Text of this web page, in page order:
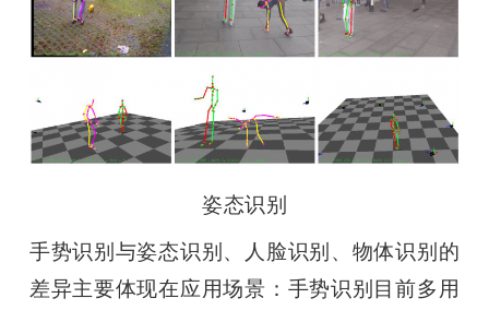
姿态识别
手势识别与姿态识别、人脸识别、物体识别的
差异主要体现在应用场景：手势识别目前多用